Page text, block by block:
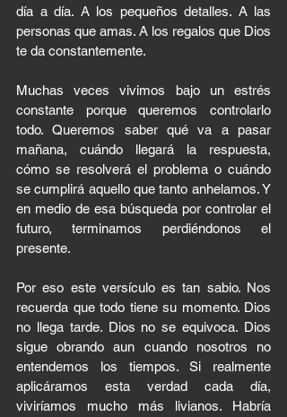
día a día. A los pequeños detalles. A las
personas que amas. A los regalos que Dios
te da constantemente.
Muchas veces vivimos bajo un estrés
constante porque queremos controlarlo
todo. Queremos saber qué va a pasar
mañana, cuándo llegará la respuesta,
cómo se resolverá el problema o cuándo
se cumplirá aquello que tanto anhelamos. Y
en medio de esa búsqueda por controlar el
futuro, terminamos perdiéndonos el
presente.
Por eso este versículo es tan sabio. Nos
recuerda que todo tiene su momento. Dios
no llega tarde. Dios no se equivoca. Dios
sigue obrando aun cuando nosotros no
entendemos los tiempos. Si realmente
aplicáramos esta verdad cada día,
viviríamos mucho más livianos. Habría